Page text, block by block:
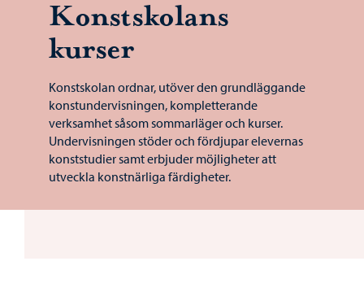
Konstskolans
kurser
Konstskolan ordnar, utöver den grundläggande
konstundervisningen, kompletterande
verksamhet såsom sommarläger och kurser.
Undervisningen stöder och fördjupar elevernas
konststudier samt erbjuder möjligheter att
utveckla konstnärliga färdigheter.